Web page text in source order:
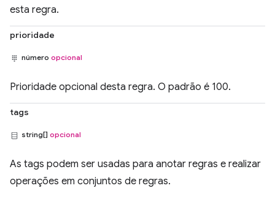
esta regra.
prioridade
número opcional
Prioridade opcional desta regra. O padrão é 100.
tags
string[] opcional
As tags podem ser usadas para anotar regras e realizar
operações em conjuntos de regras.